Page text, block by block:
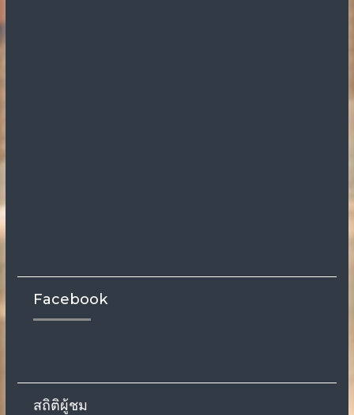
Facebook
สถิติผู้ชม